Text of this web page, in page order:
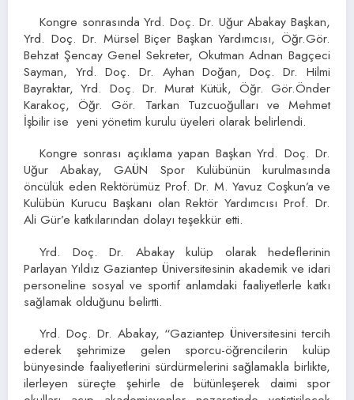
Kongre sonrasında Yrd. Doç. Dr. Uğur Abakay Başkan,
Yrd. Doç. Dr. Mürsel Biçer Başkan Yardımcısı, Öğr.Gör.
Behzat Şencay Genel Sekreter, Okutman Adnan Bagçeci
Sayman, Yrd. Doç. Dr. Ayhan Doğan, Doç. Dr. Hilmi
Bayraktar, Yrd. Doç. Dr. Murat Kütük, Öğr. Gör.Önder
Karakoç, Öğr. Gör. Tarkan Tuzcuoğulları ve Mehmet
İşbilir ise yeni yönetim kurulu üyeleri olarak belirlendi.
Kongre sonrası açıklama yapan Başkan Yrd. Doç. Dr.
Uğur Abakay, GAÜN Spor Kulübünün kurulmasında
öncülük eden Rektörümüz Prof. Dr. M. Yavuz Coşkun’a ve
Kulübün Kurucu Başkanı olan Rektör Yardımcısı Prof. Dr.
Ali Gür’e katkılarından dolayı teşekkür etti.
Yrd. Doç. Dr. Abakay kulüp olarak hedeflerinin
Parlayan Yıldız Gaziantep Üniversitesinin akademik ve idari
personeline sosyal ve sportif anlamdaki faaliyetlerle katkı
sağlamak olduğunu belirtti.
Yrd. Doç. Dr. Abakay, “Gaziantep Üniversitesini tercih
ederek şehrimize gelen sporcu-öğrencilerin kulüp
bünyesinde faaliyetlerini sürdürmelerini sağlamakla birlikte,
ilerleyen süreçte şehirle de bütünleşerek daimi spor